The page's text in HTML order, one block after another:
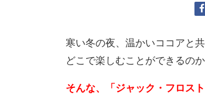
寒い冬の夜、温かいココアと
どこで楽しむことができるの
そんな、「ジャック・フロス